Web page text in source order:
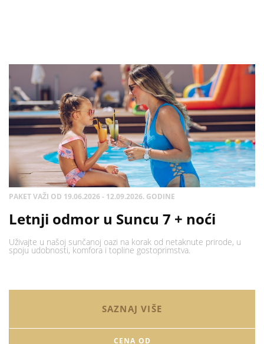
PAKET VAŽI OD 19.06.2026 - 12.09.2026. GODINE
Letnji odmor u Suncu 7 + noći
Uživajte u našoj sunčanoj oazi na korak od netaknute prirode, u
spoju udobnosti, komfora i topline gostoprimstva.
SAZNAJ VIŠE
CENA OD